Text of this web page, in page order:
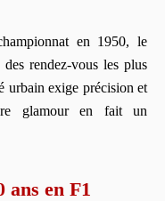
en 1950, le
rendez-vous les plus
urbain exige précision et
glamour en fait un
ans en F1